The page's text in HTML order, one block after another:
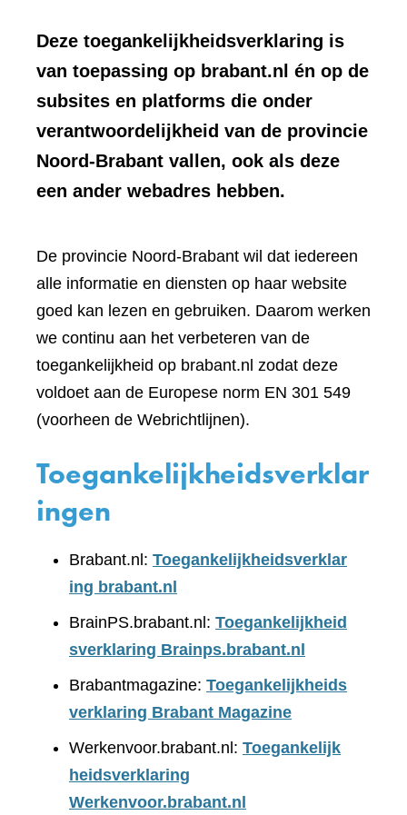
Deze toegankelijkheidsverklaring is
van toepassing op brabant.nl én op de
subsites en platforms die onder
verantwoordelijkheid van de provincie
Noord-Brabant vallen, ook als deze
een ander webadres hebben.
De provincie Noord-Brabant wil dat iedereen
alle informatie en diensten op haar website
goed kan lezen en gebruiken. Daarom werken
we continu aan het verbeteren van de
toegankelijkheid op brabant.nl zodat deze
voldoet aan de Europese norm EN 301 549
(voorheen de Webrichtlijnen).
Toegankelijkheidsverklar
ingen
Brabant.nl: Toegankelijkheidsverklar
ing brabant.nl
BrainPS.brabant.nl: Toegankelijkheid
sverklaring Brainps.brabant.nl
Brabantmagazine: Toegankelijkheids
verklaring Brabant Magazine
Werkenvoor.brabant.nl: Toegankelijk
heidsverklaring
Werkenvoor.brabant.nl